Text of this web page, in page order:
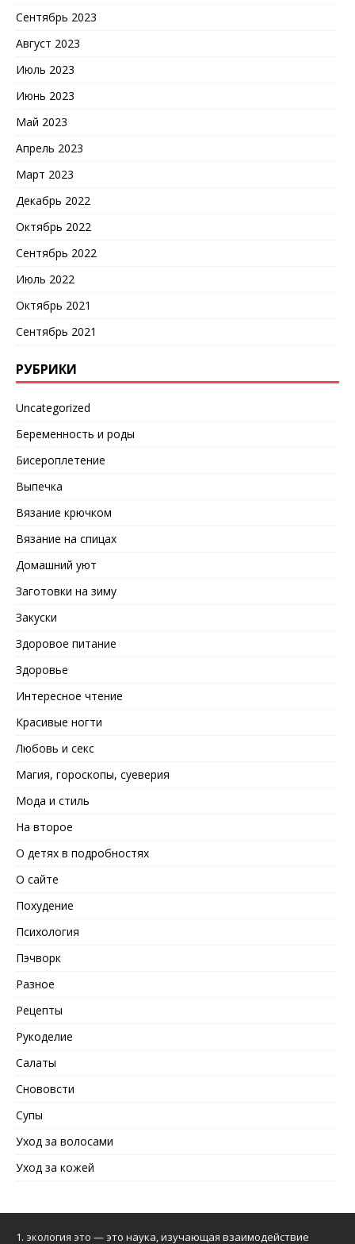
Сентябрь 2023
Август 2023
Июль 2023
Июнь 2023
Май 2023
Апрель 2023
Март 2023
Декабрь 2022
Октябрь 2022
Сентябрь 2022
Июль 2022
Октябрь 2021
Сентябрь 2021
РУБРИКИ
Uncategorized
Беременность и роды
Бисероплетение
Выпечка
Вязание крючком
Вязание на спицах
Домашний уют
Заготовки на зиму
Закуски
Здоровое питание
Здоровье
Интересное чтение
Красивые ногти
Любовь и секс
Магия, гороскопы, суеверия
Мода и стиль
На второе
О детях в подробностях
О сайте
Похудение
Психология
Пэчворк
Разное
Рецепты
Рукоделие
Салаты
Снововсти
Супы
Уход за волосами
Уход за кожей
1. экология это — это наука, изучающая взаимодействие